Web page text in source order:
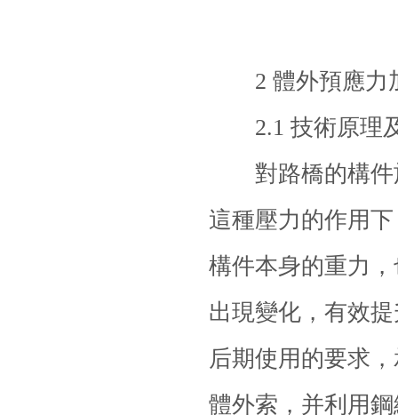
2 體外預應力
2.1 技術原理
對路橋的構件
這種壓力的作用
構件本身的重力
出現變化，有效
后期使用的要求
體外索，并利用